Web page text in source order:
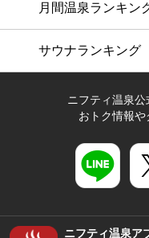
月間温泉ランキン
サウナランキング
ニフティ温泉
おトク情報や
ニフティ温泉ア